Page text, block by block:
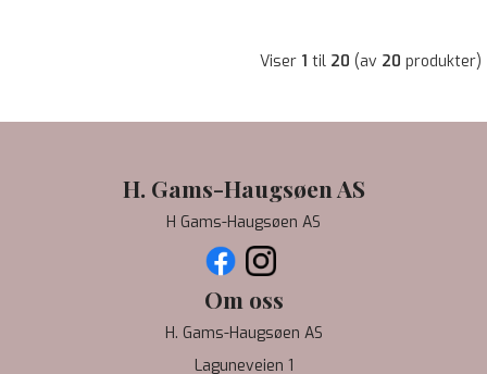
Viser 1 til 20 (av 20 produkter)
H. Gams-Haugsøen AS
H Gams-Haugsøen AS
Om oss
H. Gams-Haugsøen AS
Laguneveien 1